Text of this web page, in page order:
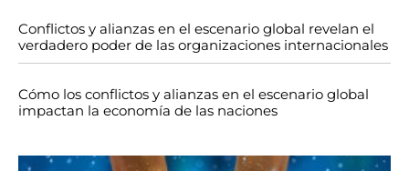
Conflictos y alianzas en el escenario global revelan el
verdadero poder de las organizaciones internacionales
Cómo los conflictos y alianzas en el escenario global
impactan la economía de las naciones